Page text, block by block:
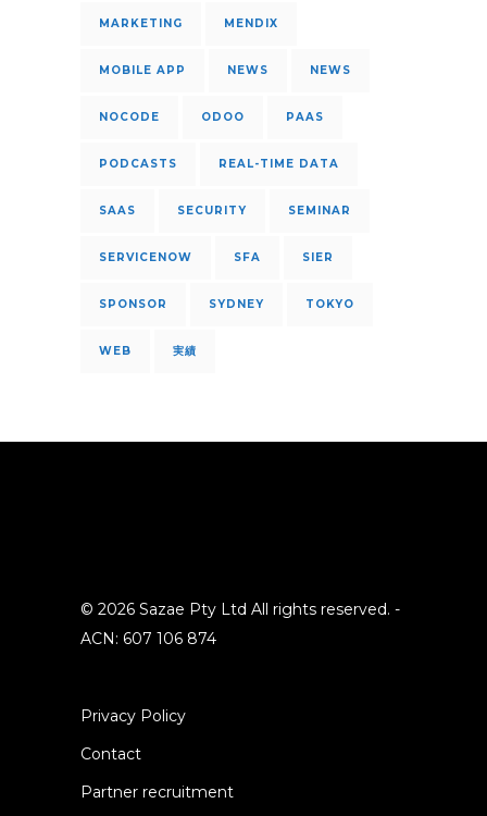
MARKETING MENDIX
MOBILE APP NEWS NEWS
NOCODE ODOO PAAS
PODCASTS REAL-TIME DATA
SAAS SECURITY SEMINAR
SERVICENOW SFA SIER
SPONSOR SYDNEY TOKYO
WEB 実績
© 2026 Sazae Pty Ltd All rights reserved. -
ACN: 607 106 874
Privacy Policy
Contact
Partner recruitment